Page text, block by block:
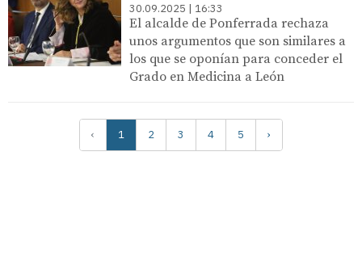
30.09.2025 | 16:33
El alcalde de Ponferrada rechaza
unos argumentos que son similares a
los que se oponían para conceder el
Grado en Medicina a León
‹ 1 2 3 4 5 ›